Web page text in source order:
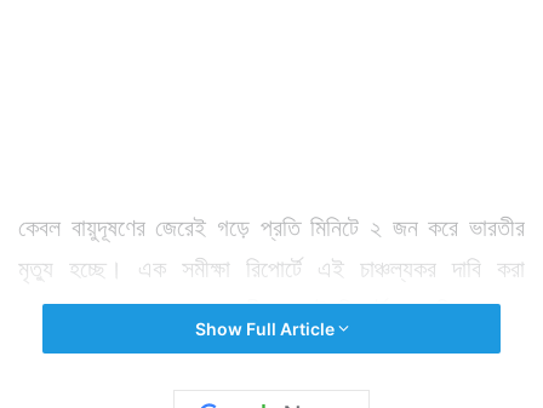
কেবল বায়ুদূষণের জেরেই গড়ে প্রতি মিনিটে ২ জন করে ভারতীর
মৃত্যু হচ্ছে। এক সমীক্ষা রিপোর্টে এই চাঞ্চল্যকর দাবি করা
হয়েছে। ২০১০ সালে করা সমীক্ষার এই রিপোর্ট প্রকাশিত হয়েছে
মেডিক্যাল জার্নাল অব দ্যা ল্যানসেট পত্রিকায়। রিপোর্টে ভারতে
দূষণের মাত্রাবৃদ্ধি নিয়ে উদ্বেগ প্রকাশ করে জানানো হয়েছে, এ
Show Full Article